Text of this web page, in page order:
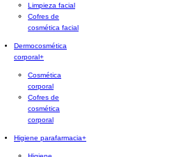
Limpieza facial
Cofres de
cosmética facial
Dermocosmética
corporal+
Cosmética
corporal
Cofres de
cosmética
corporal
Higiene parafarmacia+